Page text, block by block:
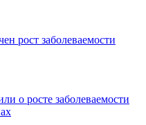
рост заболеваемости
о росте заболеваемости